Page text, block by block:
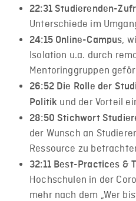
22:31​ Studierenden-
Unterschiede im
24:15​ Online-Campus,
Isolation u.a. durch
Mentoringgruppen
26:52​ Die Rolle der
Politik und der Vorteil
28:50​ Stichwort
der Wunsch an
Ressource zu
32:11​ Best-Practices &
Hochschulen in der
mehr nach dem „Wer